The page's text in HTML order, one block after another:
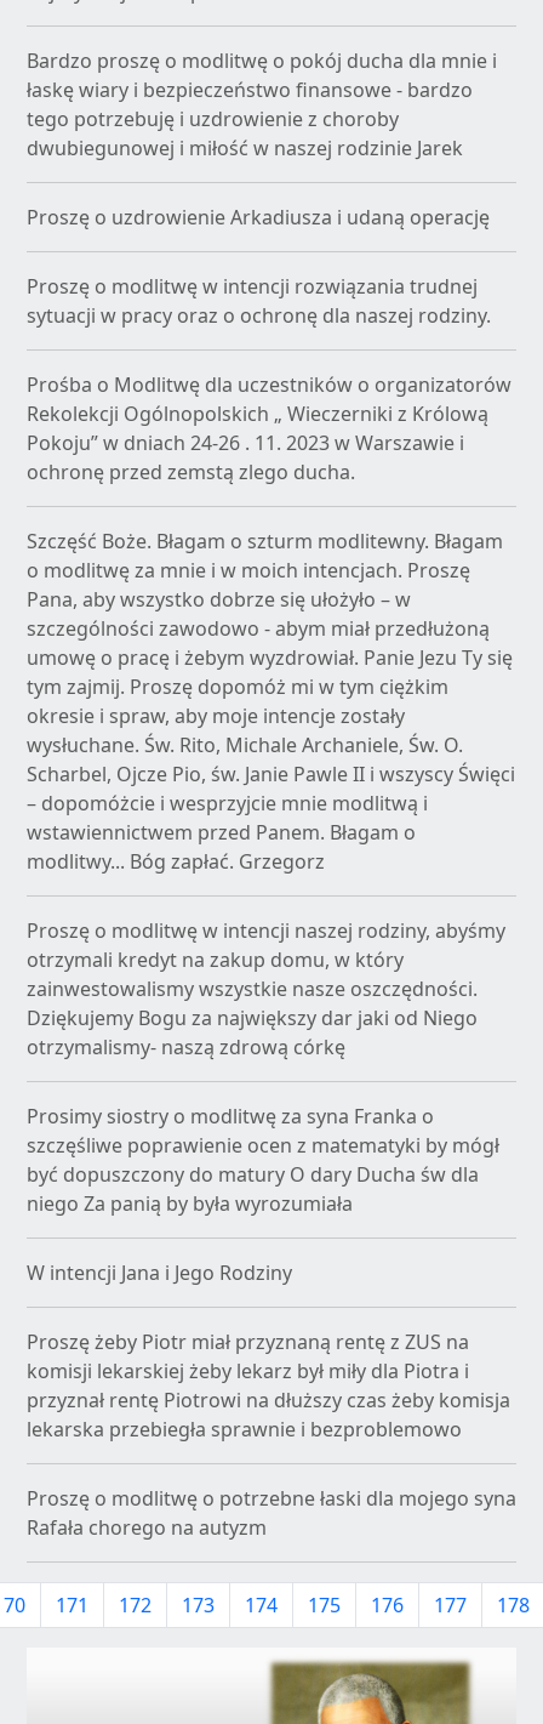
Bardzo proszę o modlitwę o pokój ducha dla mnie i
łaskę wiary i bezpieczeństwo finansowe - bardzo
tego potrzebuję i uzdrowienie z choroby
dwubiegunowej i miłość w naszej rodzinie Jarek
Proszę o uzdrowienie Arkadiusza i udaną operację
Proszę o modlitwę w intencji rozwiązania trudnej
sytuacji w pracy oraz o ochronę dla naszej rodziny.
Prośba o Modlitwę dla uczestników o organizatorów
Rekolekcji Ogólnopolskich „ Wieczerniki z Królową
Pokoju” w dniach 24-26 . 11. 2023 w Warszawie i
ochronę przed zemstą zlego ducha.
Szczęść Boże. Błagam o szturm modlitewny. Błagam
o modlitwę za mnie i w moich intencjach. Proszę
Pana, aby wszystko dobrze się ułożyło – w
szczególności zawodowo - abym miał przedłużoną
umowę o pracę i żebym wyzdrowiał. Panie Jezu Ty się
tym zajmij. Proszę dopomóż mi w tym ciężkim
okresie i spraw, aby moje intencje zostały
wysłuchane. Św. Rito, Michale Archaniele, Św. O.
Scharbel, Ojcze Pio, św. Janie Pawle II i wszyscy Święci
– dopomóżcie i wesprzyjcie mnie modlitwą i
wstawiennictwem przed Panem. Błagam o
modlitwy... Bóg zapłać. Grzegorz
Proszę o modlitwę w intencji naszej rodziny, abyśmy
otrzymali kredyt na zakup domu, w który
zainwestowalismy wszystkie nasze oszczędności.
Dziękujemy Bogu za największy dar jaki od Niego
otrzymalismy- naszą zdrową córkę
Prosimy siostry o modlitwę za syna Franka o
szczęśliwe poprawienie ocen z matematyki by mógł
być dopuszczony do matury O dary Ducha św dla
niego Za panią by była wyrozumiała
W intencji Jana i Jego Rodziny
Proszę żeby Piotr miał przyznaną rentę z ZUS na
komisji lekarskiej żeby lekarz był miły dla Piotra i
przyznał rentę Piotrowi na dłuższy czas żeby komisja
lekarska przebiegła sprawnie i bezproblemowo
Proszę o modlitwę o potrzebne łaski dla mojego syna
Rafała chorego na autyzm
171 172 173 174 175 176 177 178